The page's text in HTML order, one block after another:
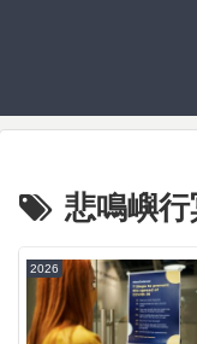
悲鳴嶼行
2026